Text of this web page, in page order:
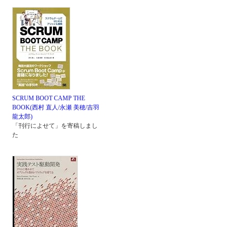
SCRUM BOOT CAMP THE
BOOK(西村 直人/永瀬 美穂/吉羽
龍太郎)
「刊行によせて」を寄稿しまし
た